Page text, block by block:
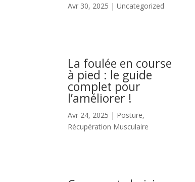
Avr 30, 2025 |Uncategorized
La foulée en course
à pied : le guide
complet pour
l’améliorer !
Avr 24, 2025 | Posture,
Récupération Musculaire